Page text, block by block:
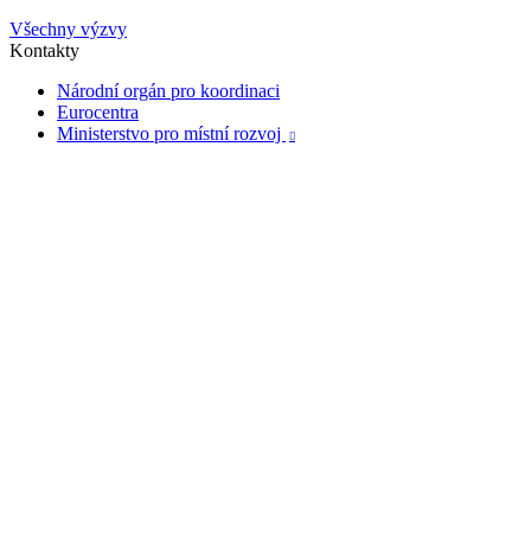
Všechny výzvy
Kontakty
Národní orgán pro koordinaci
Eurocentra
Ministerstvo pro místní rozvoj
